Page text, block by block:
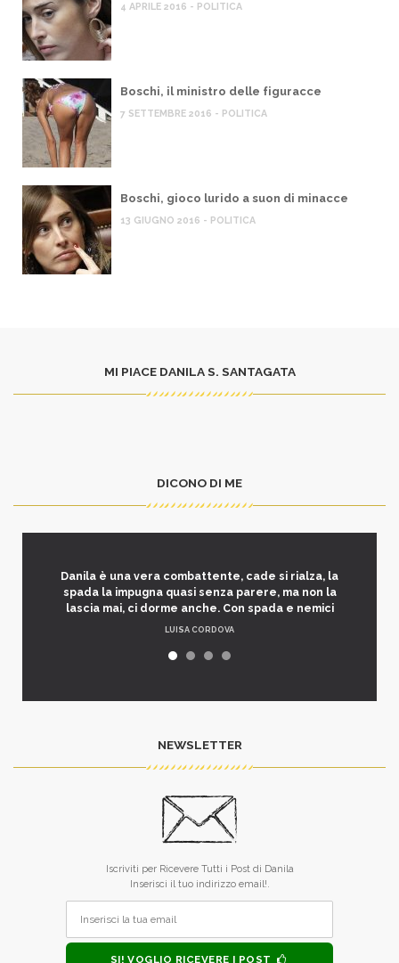
4 APRILE 2016 - POLITICA
Boschi, il ministro delle figuracce
7 SETTEMBRE 2016 - POLITICA
Boschi, gioco lurido a suon di minacce
13 GIUGNO 2016 - POLITICA
MI PIACE DANILA S. SANTAGATA
DICONO DI ME
Danila è una vera combattente, cade si rialza, la
spada la impugna quasi senza parere, ma non la
lascia mai, ci dorme anche. Con spada e nemici
LUISA CORDOVA
NEWSLETTER
Iscriviti per Ricevere Tutti i Post di Danila
Inserisci il tuo indirizzo email!.
SI! VOGLIO RICEVERE I POST